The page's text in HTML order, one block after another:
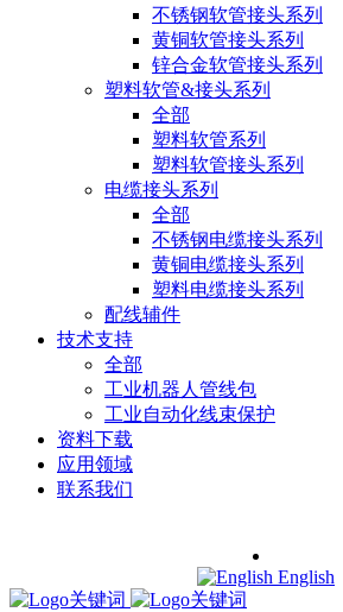
不锈钢软管接头系列
黄铜软管接头系列
锌合金软管接头系列
塑料软管&接头系列
全部
塑料软管系列
塑料软管接头系列
电缆接头系列
全部
不锈钢电缆接头系列
黄铜电缆接头系列
塑料电缆接头系列
配线辅件
技术支持
全部
工业机器人管线包
工业自动化线束保护
资料下载
应用领域
联系我们
English